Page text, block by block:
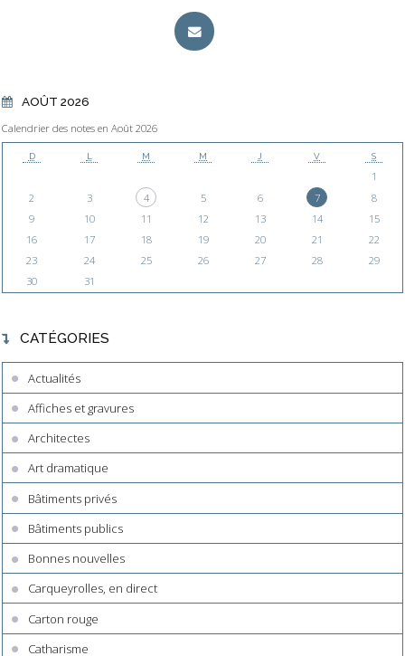
AOÛT 2026
Calendrier des notes en Août 2026
D L M M J V S
1
2
3 4 5 6 7
8
9
10 11 12 13 14
15
16
17 18 19 20 21
22
23
24 25 26 27 28
29
30
31
CATÉGORIES
Actualités
Affiches et gravures
Architectes
Art dramatique
Bâtiments privés
Bâtiments publics
Bonnes nouvelles
Carqueyrolles, en direct
Carton rouge
Catharisme